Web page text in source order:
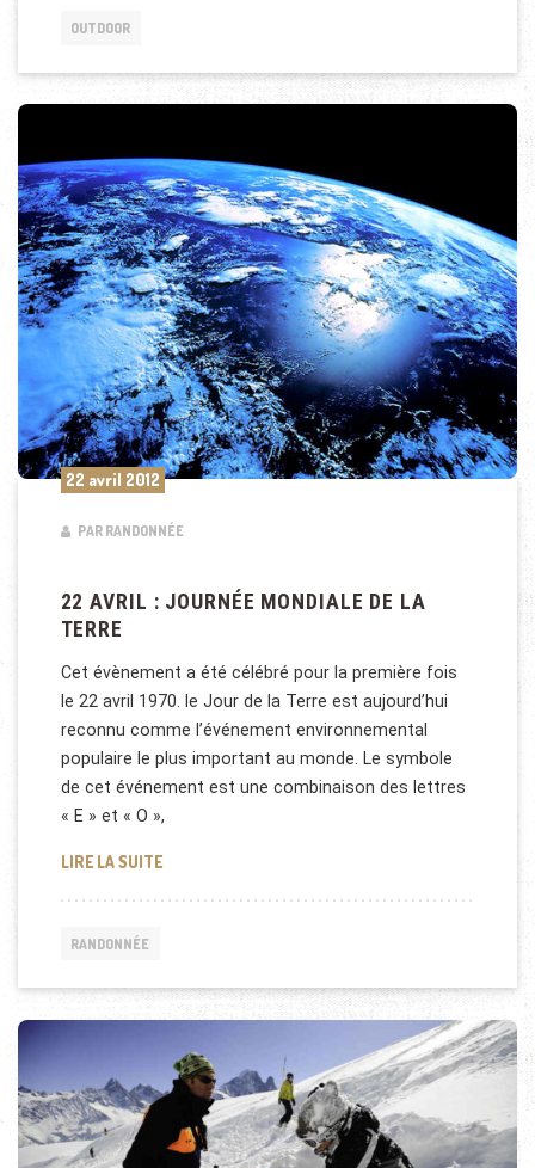
OUTDOOR
22 avril 2012
PAR RANDONNÉE
22 AVRIL : JOURNÉE MONDIALE DE LA
TERRE
Cet évènement a été célébré pour la première fois
le 22 avril 1970. le Jour de la Terre est aujourd’hui
reconnu comme l’événement environnemental
populaire le plus important au monde. Le symbole
de cet événement est une combinaison des lettres
« E » et « O »,
LIRE LA SUITE22 AVRIL : JOURNÉE MONDIALE DE LA TERRE
RANDONNÉE